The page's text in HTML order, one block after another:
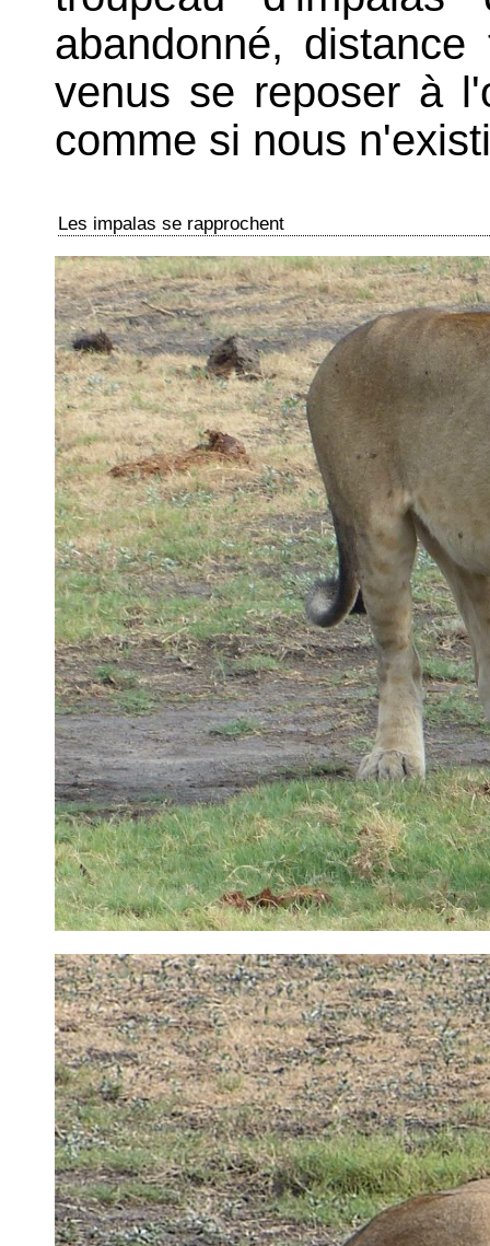
abandonné,
venus se reposer à
comme si nous
Les impalas se rapprochent